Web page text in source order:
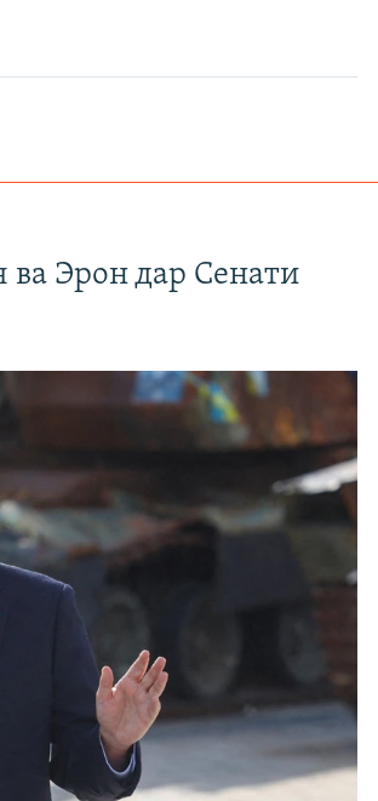
ва Эрон дар Сенати